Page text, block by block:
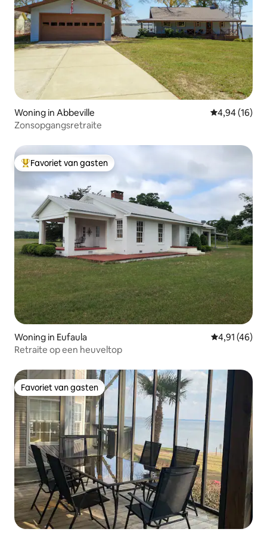
Woning in Abbeville Gemiddelde
4,94 (16)
Zonsopgangsretraite
Topfavoriet van gasten
Favoriet van gasten
Woning in Eufaula Gemiddelde
4,91 (46)
Retraite op een heuveltop
Favoriet van gasten
Favoriet van gasten